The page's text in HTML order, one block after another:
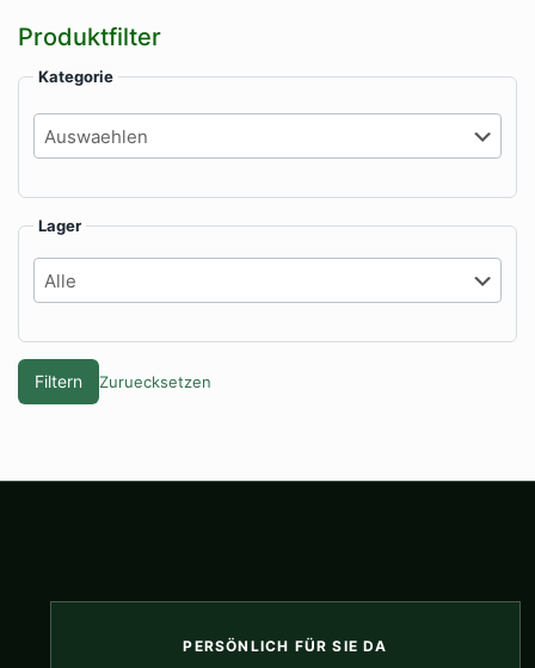
Produktfilter
Kategorie
Lager
Filtern Zuruecksetzen
PERSÖNLICH FÜR SIE DA